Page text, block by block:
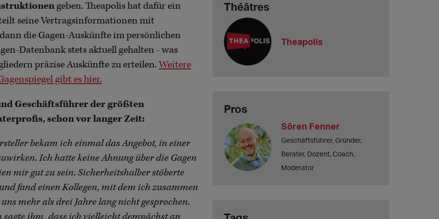
geben. Theapolis hat dafür ein
seine Vertragsinformationen mit
die Gagen-Auskünfte im persönlichen
Datenbank stets aktuell gehalten - was
präzise Auskünfte zu erteilen.Weitere
gibt es hier.
Geschäftsführer der größten
schon vor langer Zeit:
bekam ich einmal das Angebot, in einer
Ich hatte keine Ahnung über die Gagen
mir gut zu sein. Sicherheitshalber stöberte
fand einen Kollegen, mit dem ich zusammen
mehr als drei Jahre lang nicht gesprochen.
Théâtres
Theapolis
Pros
Sören Fenner
Geschäftsführer, Gründer,
Berater, Dozent, Coach,
Moderator